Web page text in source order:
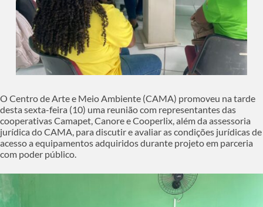
O Centro de Arte e Meio Ambiente (CAMA) promoveu na tarde
desta sexta-feira (10) uma reunião com representantes das
cooperativas Camapet, Canore e Cooperlix, além da assessoria
jurídica do CAMA, para discutir e avaliar as condições jurídicas de
acesso a equipamentos adquiridos durante projeto em parceria
com poder público.